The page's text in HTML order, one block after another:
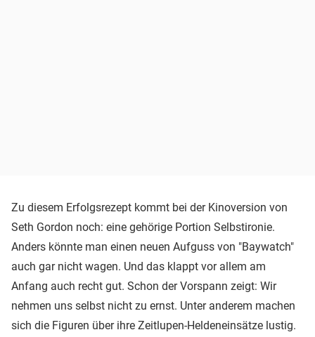
Zu diesem Erfolgsrezept kommt bei der Kinoversion von
Seth Gordon noch: eine gehörige Portion Selbstironie.
Anders könnte man einen neuen Aufguss von "Baywatch"
auch gar nicht wagen. Und das klappt vor allem am
Anfang auch recht gut. Schon der Vorspann zeigt: Wir
nehmen uns selbst nicht zu ernst. Unter anderem machen
sich die Figuren über ihre Zeitlupen-Heldeneinsätze lustig.